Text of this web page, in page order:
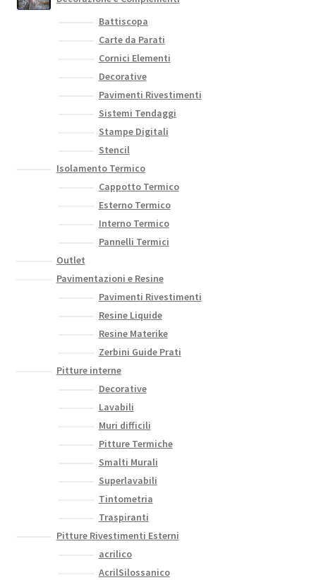
Battiscopa
Carte da Parati
Cornici Elementi
Decorative
Pavimenti Rivestimenti
Sistemi Tendaggi
Stampe Digitali
Stencil
Isolamento Termico
Cappotto Termico
Esterno Termico
Interno Termico
Pannelli Termici
Outlet
Pavimentazioni e Resine
Pavimenti Rivestimenti
Resine Liquide
Resine Materike
Zerbini Guide Prati
Pitture interne
Decorative
Lavabili
Muri difficili
Pitture Termiche
Smalti Murali
Superlavabili
Tintometria
Traspiranti
Pitture Rivestimenti Esterni
acrilico
AcrilSilossanico